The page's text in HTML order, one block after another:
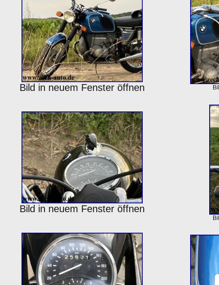
Bild in neuem Fenster öffnen
Bild in neuem Fenster öffnen